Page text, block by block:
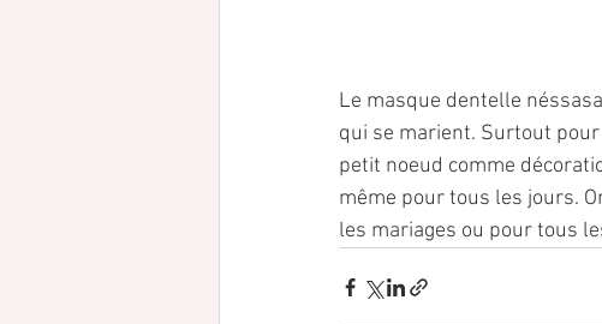
Le masque dentelle
qui se marient. Surtout
petit noeud comme
même pour tous les jours.
les mariages ou pour tous